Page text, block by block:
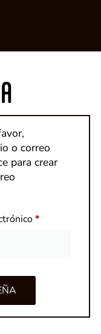
o correo
para crear
*